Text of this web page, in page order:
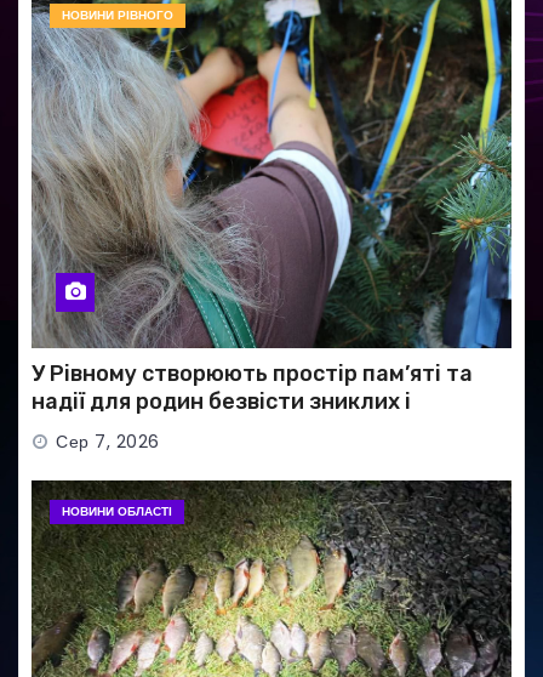
НОВИНИ РІВНОГО
У Рівному створюють простір пам’яті та
надії для родин безвісти зниклих і
полонених військових
Сер 7, 2026
НОВИНИ ОБЛАСТІ